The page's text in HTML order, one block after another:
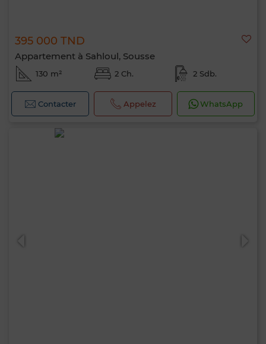
395 000 TND
Appartement à Sahloul, Sousse
130 m² 2 Ch. 2 Sdb.
Contacter Appelez WhatsApp